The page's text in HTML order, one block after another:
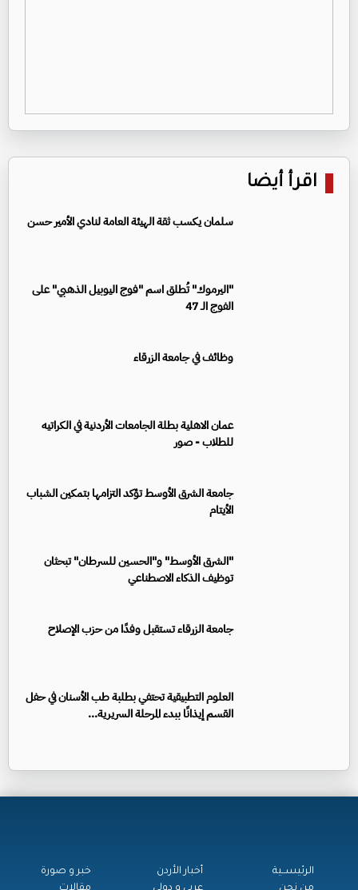
اقرأ أيضا
سلمان يكسب ثقة الهيئة العامة لنادي الأمير حسن
"اليرموك" تُطلق اسم "فوج اليوبيل الذهبي" على
الفوج الـ 47
وظائف في جامعة الزرقاء
عمان الاهلية بطلة الجامعات الأردنية في الكراتيه
للطلاب - صور
جامعة الشرق الأوسط تؤكد التزامها بتمكين الشباب
الأيتام
"الشرق الأوسط" و"الحسين للسرطان" تبحثان
توظيف الذكاء الاصطناعي
جامعة الزرقاء تستقبل وفدًا من حزب الإصلاح
العلوم التطبيقية تحتفي بطلبة طب الأسنان في حفل
القسم إيذانًا ببدء المرحلة السريرية...
الرئيســية
أخبار الأردن
خبر و صورة